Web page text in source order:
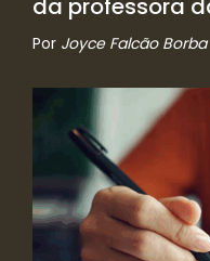
da professora
Por Joyce Falcão Borba